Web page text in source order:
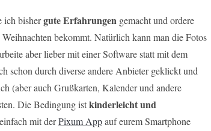
ich bishergute Erfahrungen gemacht und ordere
bekommt. Natürlich kann man die Fotos
aber lieber mit einer Software statt mit dem
schon durch diverse andere Anbieter geklickt und
(aber auch Grußkarten, Kalender und andere
Die Bedingung istkinderleicht und
mit derPixum Appauf eurem Smartphone